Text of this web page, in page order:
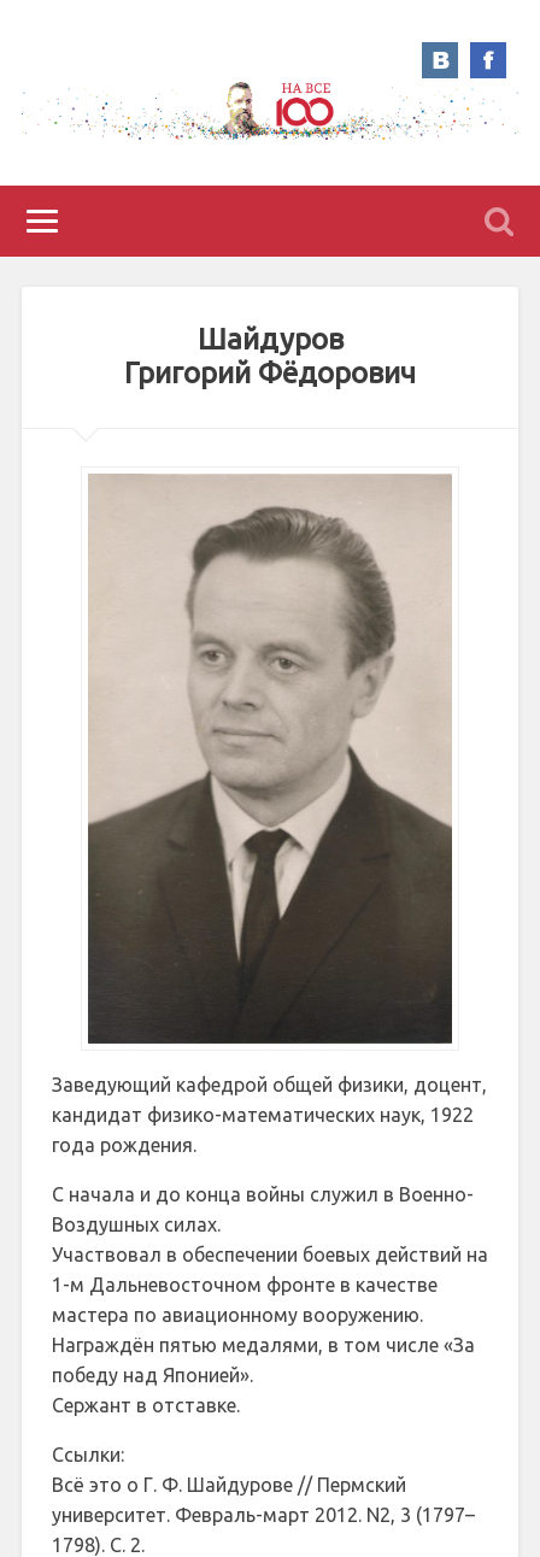
Шайдуров
Григорий Фёдорович
Заведующий кафедрой общей физики, доцент,
кандидат физико-математических наук, 1922
года рождения.
С начала и до конца войны служил в Военно-
Воздушных силах.
Участвовал в обеспечении боевых действий на
1-м Дальневосточном фронте в качестве
мастера по авиационному вооружению.
Награждён пятью медалями, в том числе «За
победу над Японией».
Сержант в отставке.
Ссылки:
Всё это о Г. Ф. Шайдурове // Пермский
университет. Февраль-март 2012. N2, 3 (1797–
1798). С. 2.